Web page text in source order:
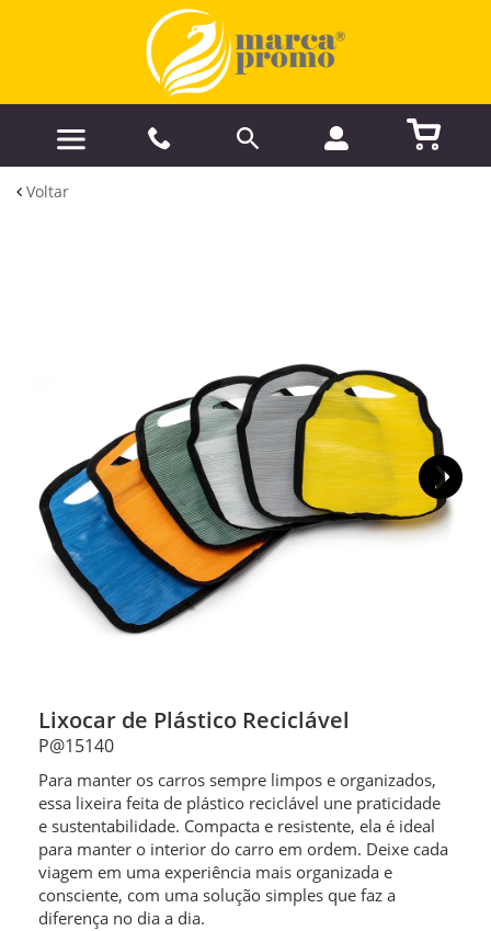
Voltar
Lixocar de Plástico Reciclável
P@15140
Para manter os carros sempre limpos e organizados,
essa lixeira feita de plástico reciclável une praticidade
e sustentabilidade. Compacta e resistente, ela é ideal
para manter o interior do carro em ordem. Deixe cada
viagem em uma experiência mais organizada e
consciente, com uma solução simples que faz a
diferença no dia a dia.